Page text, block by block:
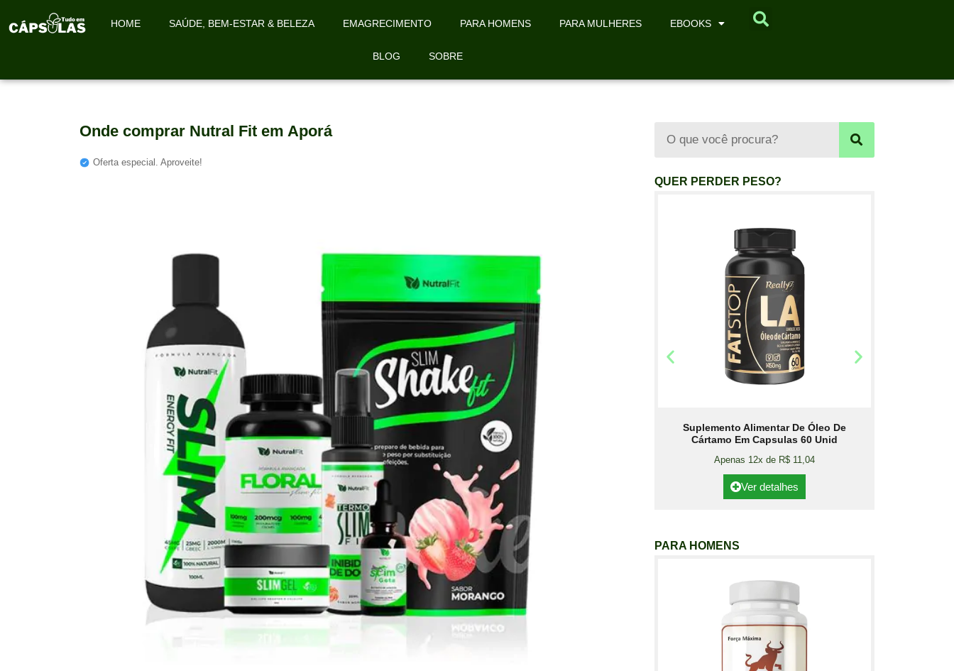
HOME SAÚDE, BEM-ESTAR & BELEZA EMAGRECIMENTO PARA HOMENS PARA MULHERES EBOOKS
BLOG SOBRE
Onde comprar Nutral Fit em Aporá
Oferta especial. Aproveite!
QUER PERDER PESO?
Seca Já Detox – O Fim da gordura
localizada
Apenas 12x de R$19,78
Ver detalhes
Suplemento Alimentar De Óleo De
Cártamo Em Capsulas 60 Unid
Apenas 12x de R$ 11,04
Ver detalhes
PARA HOMENS